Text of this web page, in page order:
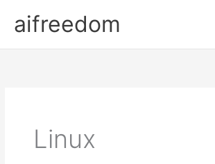
aifreedom
Linux